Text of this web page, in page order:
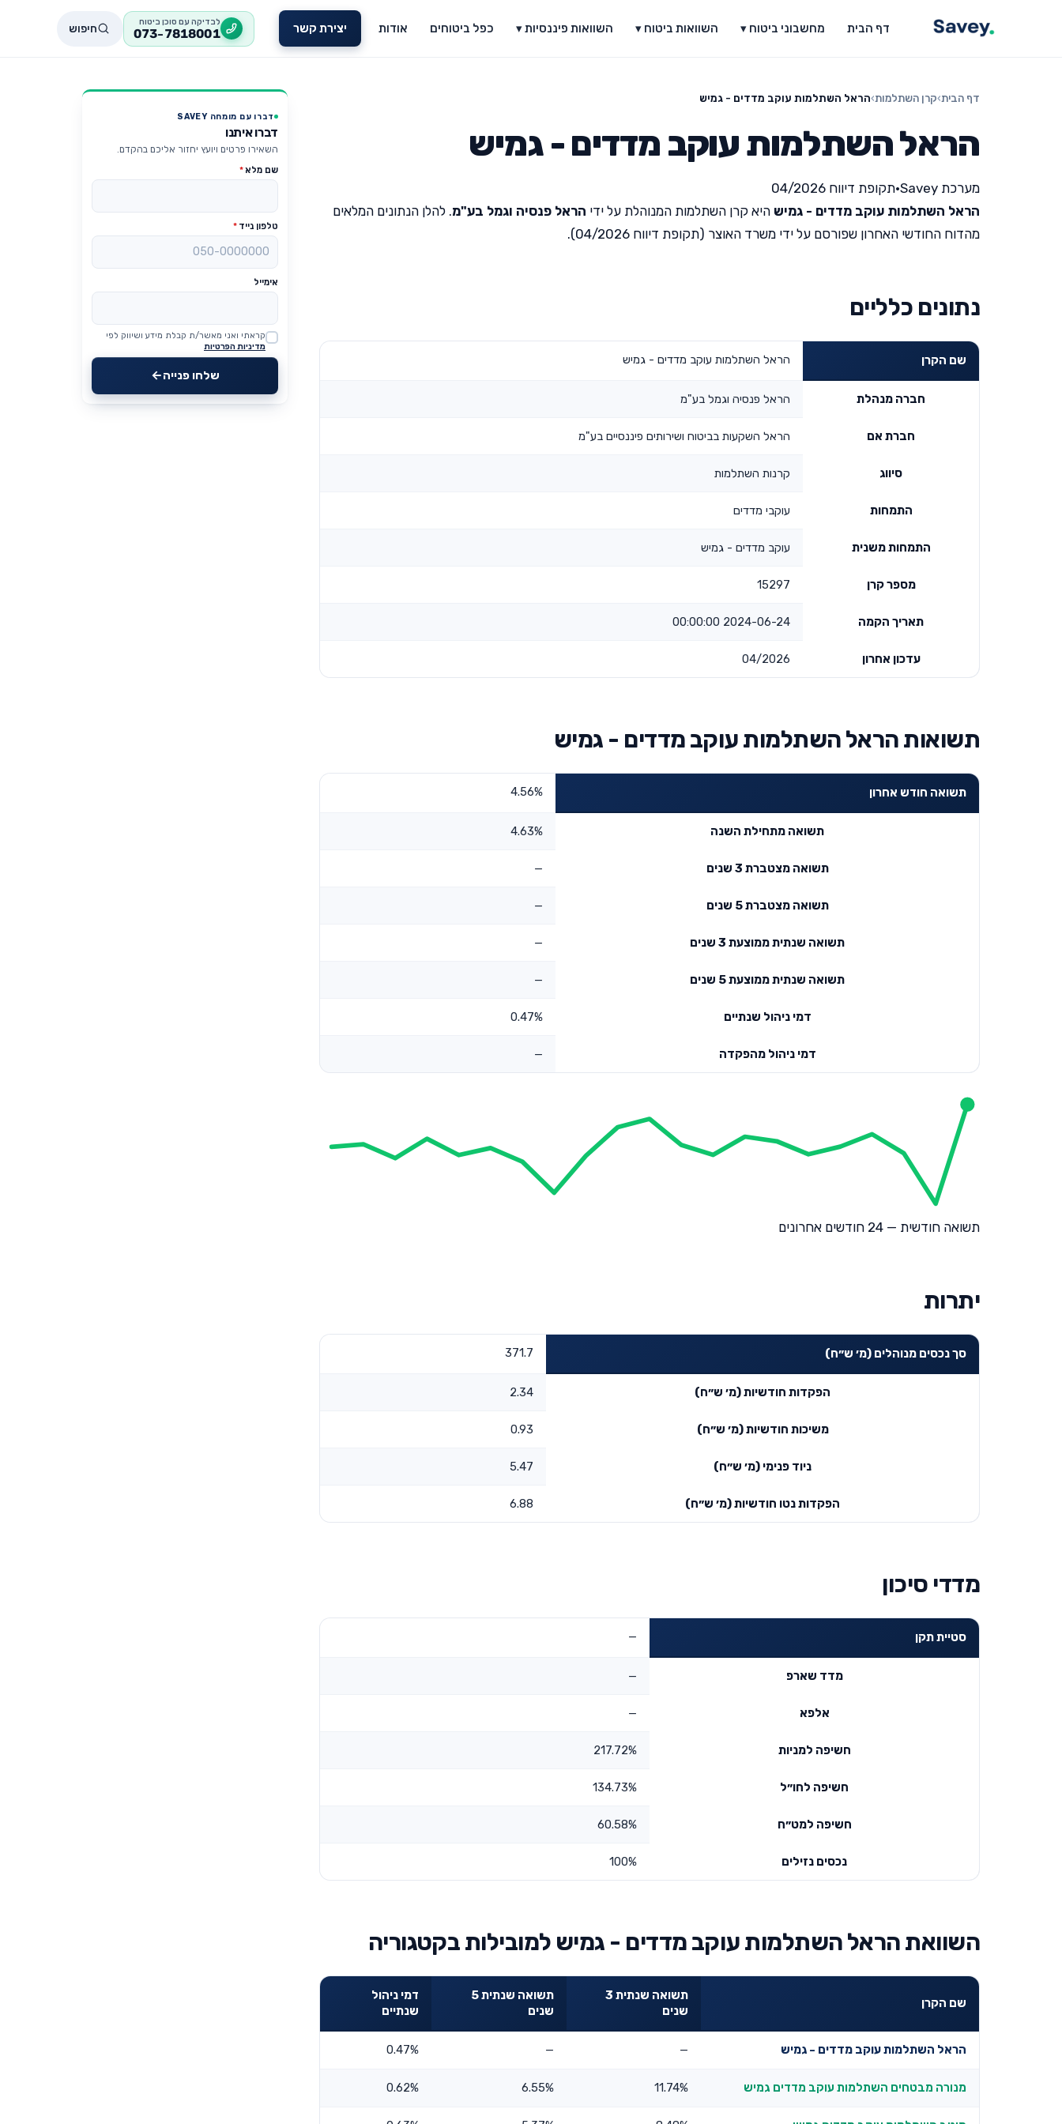
דף הבית מחשבוני ביטוח ▾ השוואות ביטוח ▾ השוואות פיננסיות ▾ כפל ביטוחים אודות יצירת קשר לבדיקה עם סוכן ביטוח
073-7818001 חיפוש
דף הבית›קרן השתלמות›הראל השתלמות עוקב מדדים - גמיש
הראל השתלמות עוקב מדדים - גמיש
מערכת Savey •תקופת דיווח 04/2026
הראל השתלמות עוקב מדדים - גמיש היא קרן השתלמות המנוהלת על ידי הראל פנסיה וגמל בע"מ. להלן הנתונים המלאים
מהדוח החודשי האחרון שפורסם על ידי משרד האוצר (תקופת דיווח 04/2026).
נתונים כלליים
שם הקרן הראל השתלמות עוקב מדדים - גמיש
חברה מנהלת הראל פנסיה וגמל בע"מ
חברת אם הראל השקעות בביטוח ושירותים פיננסיים בע"מ
סיווג קרנות השתלמות
התמחות עוקבי מדדים
התמחות משנית עוקב מדדים - גמיש
מספר קרן 15297
תאריך הקמה 2024-06-24 00:00:00
עדכון אחרון 04/2026
תשואות הראל השתלמות עוקב מדדים - גמיש
תשואה חודש אחרון 4.56%
תשואה מתחילת השנה 4.63%
תשואה מצטברת 3 שנים —
תשואה מצטברת 5 שנים —
תשואה שנתית ממוצעת 3 שנים —
תשואה שנתית ממוצעת 5 שנים —
דמי ניהול שנתיים 0.47%
דמי ניהול מהפקדה —
תשואה חודשית — 24 חודשים אחרונים
יתרות
סך נכסים מנוהלים (מ׳ ש״ח) 371.7
הפקדות חודשיות (מ׳ ש״ח) 2.34
משיכות חודשיות (מ׳ ש״ח) 0.93
ניוד פנימי (מ׳ ש״ח) 5.47
הפקדות נטו חודשיות (מ׳ ש״ח) 6.88
מדדי סיכון
סטיית תקן —
מדד שארפ —
אלפא —
חשיפה למניות 217.72%
חשיפה לחו״ל 134.73%
חשיפה למט״ח 60.58%
נכסים נזילים 100%
השוואת הראל השתלמות עוקב מדדים - גמיש למובילות בקטגוריה
שם הקרן
תשואה שנתית 3
שנים
תשואה שנתית 5
שנים
דמי ניהול
שנתיים
הראל השתלמות עוקב מדדים - גמיש —
—
0.47%
מנורה מבטחים השתלמות עוקב מדדים גמיש 11.74%
6.55%
0.62%
דברו עם מומחה SAVEY
דברו איתנו
השאירו פרטים ויועץ יחזור אליכם בהקדם.
שם מלא*
טלפון נייד *
אימייל
Website
קראתי ואני מאשר/ת קבלת מידע ושיווק לפי
מדיניות הפרטיות
שלחו פנייה